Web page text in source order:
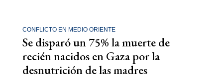
CONFLICTO EN MEDIO ORIENTE
Se disparó un 75% la muerte de
recién nacidos en Gaza por la
desnutrición de las madres